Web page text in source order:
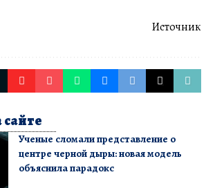
Источник
Ученые сломали представление о
центре черной дыры: новая модель
объяснила парадокс